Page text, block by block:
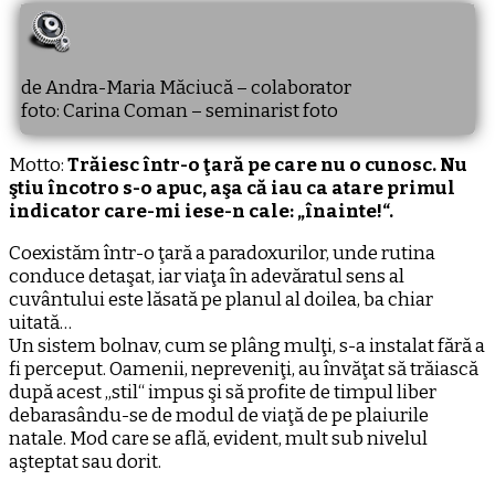
de Andra-Maria Măciucă – colaborator
foto: Carina Coman – seminarist foto
Motto:Trăiesc într-o ţară pe care nu o cunosc. Nu
ştiu încotro s-o apuc, aşa că iau ca atare primul
indicator care-mi iese-n cale: „înainte!“.
Coexistăm într-o ţară a paradoxurilor, unde rutina
conduce detaşat, iar viaţa în adevăratul sens al
cuvântului este lăsată pe planul al doilea, ba chiar
uitată…
Un sistem bolnav, cum se plâng mulţi, s-a instalat fără a
fi perceput. Oamenii, nepreveniţi, au învăţat să trăiască
după acest „stil“ impus şi să profite de timpul liber
debarasându-se de modul de viaţă de pe plaiurile
natale. Mod care se află, evident, mult sub nivelul
aşteptat sau dorit.